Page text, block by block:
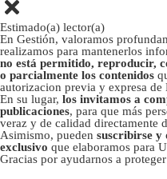
Estimado(a) lector(a)
En Gestión, valoramos
realizamos para mantenerlos
no está permitido, reproducir,
o parcialmente los contenidos
autorizacion previa y expresa
En su lugar, los invitamos a
publicaciones, para que más
veraz y de calidad directamente
Asimismo, pueden suscribirse y
exclusivo que elaboramos para
Gracias por ayudarnos a